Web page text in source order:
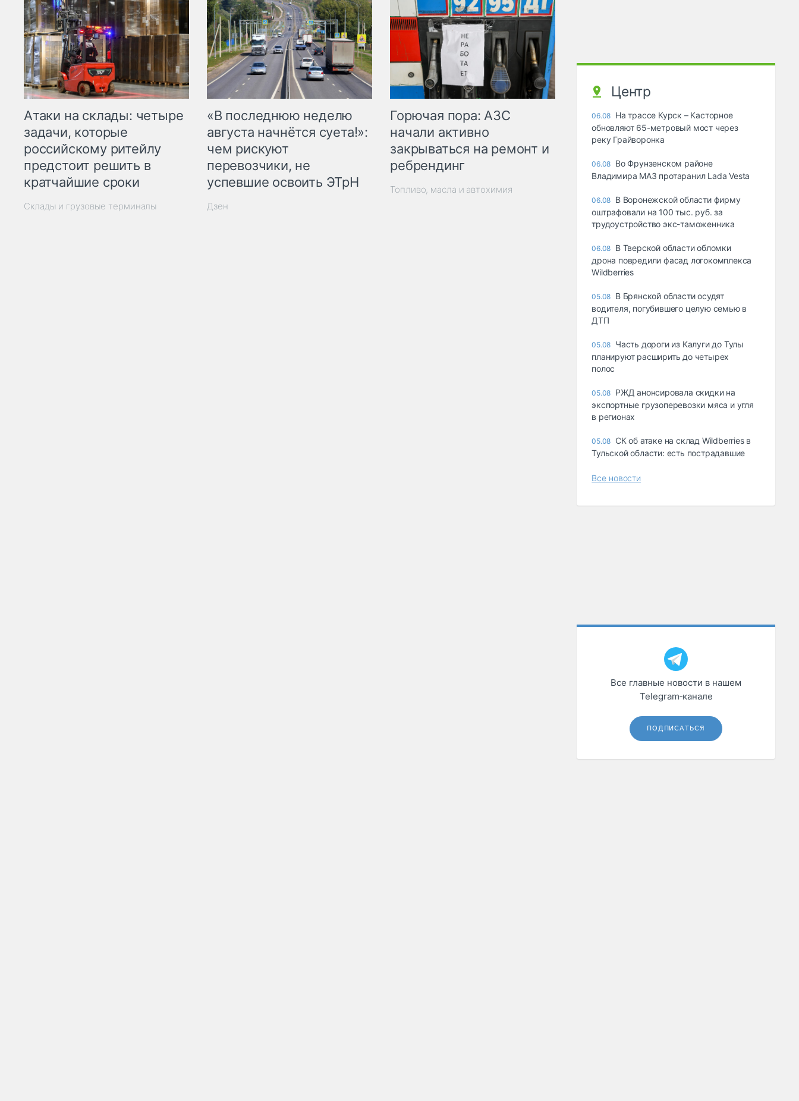
Атаки на склады: четыре
задачи, которые
российскому ритейлу
предстоит решить в
кратчайшие сроки
Склады и грузовые терминалы
«В последнюю неделю
августа начнётся суета!»:
чем рискуют
перевозчики, не
успевшие освоить ЭТрН
Дзен
Горючая пора: АЗС
начали активно
закрываться на ремонт и
ребрендинг
Топливо, масла и автохимия
Центр
06.08 На трассе Курск – Касторное
обновляют 65-метровый мост через
реку Грайворонка
06.08 Во Фрунзенском районе
Владимира МАЗ протаранил Lada Vesta
06.08 В Воронежской области фирму
оштрафовали на 100 тыс. руб. за
трудоустройство экс-таможенника
06.08 В Тверской области обломки
дрона повредили фасад логокомплекса
Wildberries
05.08 В Брянской области осудят
водителя, погубившего целую семью в
ДТП
05.08 Часть дороги из Калуги до Тулы
планируют расширить до четырех
полос
05.08 РЖД анонсировала скидки на
экспортные грузоперевозки мяса и угля
в регионах
05.08 СК об атаке на склад Wildberries в
Тульской области: есть пострадавшие
Все новости
Все главные новости в нашем
Telegram‑канале
ПОДПИСАТЬСЯ